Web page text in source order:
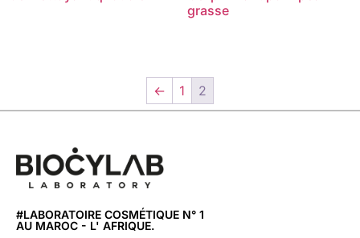
grasse
← 1 2
#LABORATOIRE COSMÉTIQUE N° 1
AU MAROC - L' AFRIQUE.